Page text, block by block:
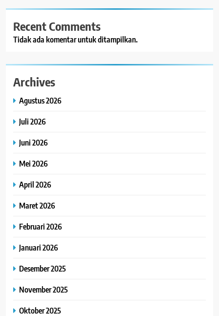
Recent Comments
Tidak ada komentar untuk ditampilkan.
Archives
Agustus 2026
Juli 2026
Juni 2026
Mei 2026
April 2026
Maret 2026
Februari 2026
Januari 2026
Desember 2025
November 2025
Oktober 2025